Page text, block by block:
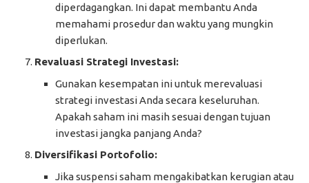
diperdagangkan. Ini dapat membantu Anda
memahami prosedur dan waktu yang mungkin
diperlukan.
Revaluasi Strategi Investasi:
Gunakan kesempatan ini untuk merevaluasi
strategi investasi Anda secara keseluruhan.
Apakah saham ini masih sesuai dengan tujuan
investasi jangka panjang Anda?
Diversifikasi Portofolio:
Jika suspensi saham mengakibatkan kerugian atau